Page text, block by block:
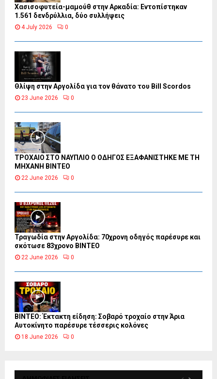
Χασισοφυτεία-μαμούθ στην Αρκαδία: Εντοπίστηκαν
1.561 δενδρύλλια, δύο συλλήψεις
4 July 2026 0
Θλίψη στην Αργολίδα για τον θάνατο του Bill Scordos
23 June 2026 0
ΤΡΟΧΑΙΟ ΣΤΟ ΝΑΥΠΛΙΟ Ο ΟΔΗΓΟΣ ΕΞΑΦΑΝΙΣΤΗΚΕ ΜΕ ΤΗ
ΜΗΧΑΝΗ ΒΙΝΤΕΟ
22 June 2026 0
Τραγωδία στην Αργολίδα: 70χρονη οδηγός παρέσυρε και
σκότωσε 83χρονο ΒΙΝΤΕΟ
22 June 2026 0
ΒΙΝΤΕΟ: Έκτακτη είδηση: Σοβαρό τροχαίο στην Άρια
Αυτοκίνητο παρέσυρε τέσσερις κολόνες
18 June 2026 0